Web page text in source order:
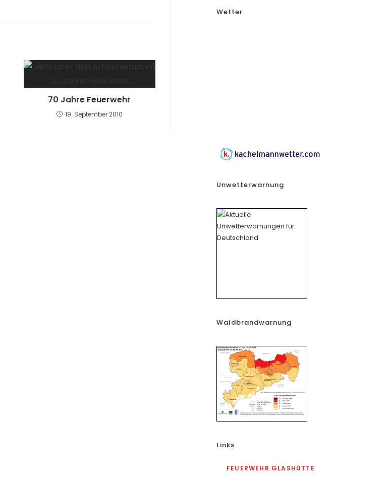
70 Jahre Feuerwehr
19. September 2010
Wetter
Unwetterwarnung
Waldbrandwarnung
Links
FEUERWEHR GLASHÜTTE